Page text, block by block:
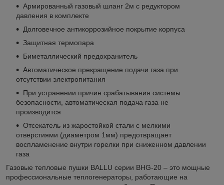
Армированный газовый шланг 2м с редуктором
давления в комплекте
Долговечное антикоррозийное покрытие корпуса
Защитная термопара
Биметаллический предохранитель
Автоматическое прекращение подачи газа при
отсутствии электропитания
При устранении причин срабатывания системы
безопасности, автоматическая подача газа не
производится
Отсекатель из жаростойкой стали с мелкими
отверстиями (диаметром 1мм) предотвращает
воспламенение внутри горелки при сниженном давлении
газа
Газовые тепловые пушки BALLU серии BHG-20 – это мощные
профессиональные теплогенераторы, работающие на